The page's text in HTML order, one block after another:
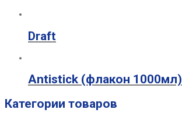
Draft
Antistick (флакон 1000мл)
Категории товаров